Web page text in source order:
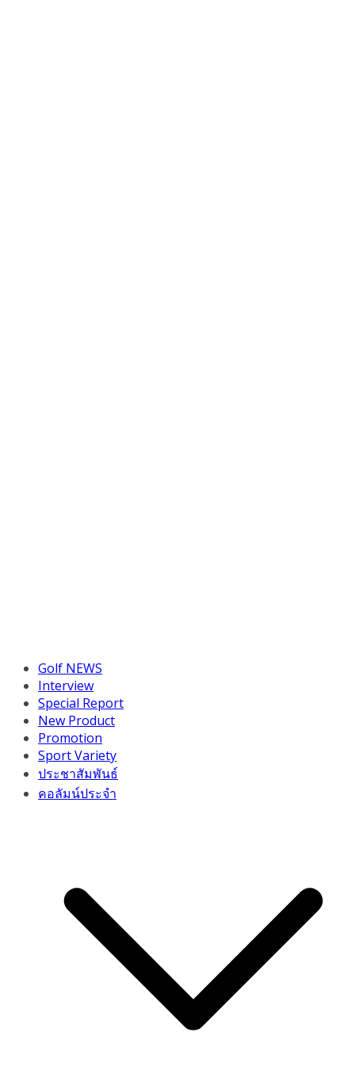
Golf NEWS
Interview
Special Report
New Product
Promotion
Sport Variety
ประชาสัมพันธ์
คอลัมน์ประจำ